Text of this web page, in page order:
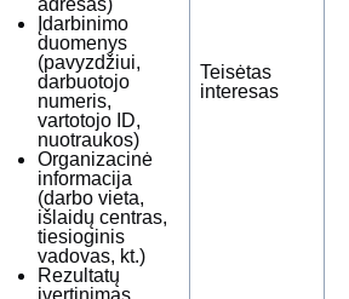
adresas)
Įdarbinimo
duomenys
(pavyzdžiui,
darbuotojo
numeris,
vartotojo ID,
nuotraukos)
Organizacinė
informacija
(darbo vieta,
išlaidų centras,
tiesioginis
vadovas, kt.)
Rezultatų
įvertinimas
Teisėtas
interesas